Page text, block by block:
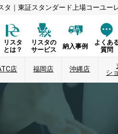
｜東証スタンダード上場コーユー
リスタ
とは？
リスタの
サービス
納入事例
よくあ
質問
店 福岡店 沖縄店
シ